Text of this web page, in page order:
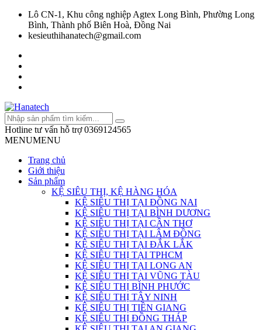
Lô CN-1, Khu công nghiệp Agtex Long Bình, Phường Long
Bình, Thành phố Biên Hoà, Đồng Nai
kesieuthihanatech@gmail.com
Hotline tư vấn hỗ trợ 0369124565
MENUMENU
Trang chủ
Giới thiệu
Sản phẩm
KỆ SIÊU THỊ, KỆ HÀNG HÓA
KỆ SIÊU THỊ TẠI ĐỒNG NAI
KỆ SIÊU THỊ TẠI BÌNH DƯƠNG
KỆ SIÊU THỊ TẠI CẦN THƠ
KỆ SIÊU THỊ TẠI LÂM ĐỒNG
KỆ SIÊU THỊ TẠI ĐẮK LẮK
KỆ SIÊU THỊ TẠI TPHCM
KỆ SIÊU THỊ TẠI LONG AN
KỆ SIÊU THỊ TẠI VŨNG TÀU
KỆ SIÊU THỊ BÌNH PHƯỚC
KỆ SIÊU THỊ TÂY NINH
KỆ SIÊU THỊ TIỀN GIANG
KỆ SIÊU THỊ ĐỒNG THÁP